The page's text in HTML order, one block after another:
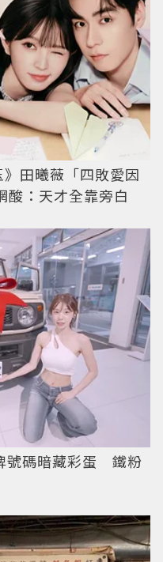
田曦薇「四敗愛因
酸：天才全靠旁白
號碼暗藏彩蛋 鐵粉